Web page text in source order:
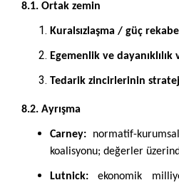
8.1. Ortak zemin
Kuralsızlaşma / güç
Egemenlik ve dayanıklılık
Tedarik zincirlerinin
8.2. Ayrışma
Carney: normatif-
koalisyonu; değerler
Lutnick: ekonomik